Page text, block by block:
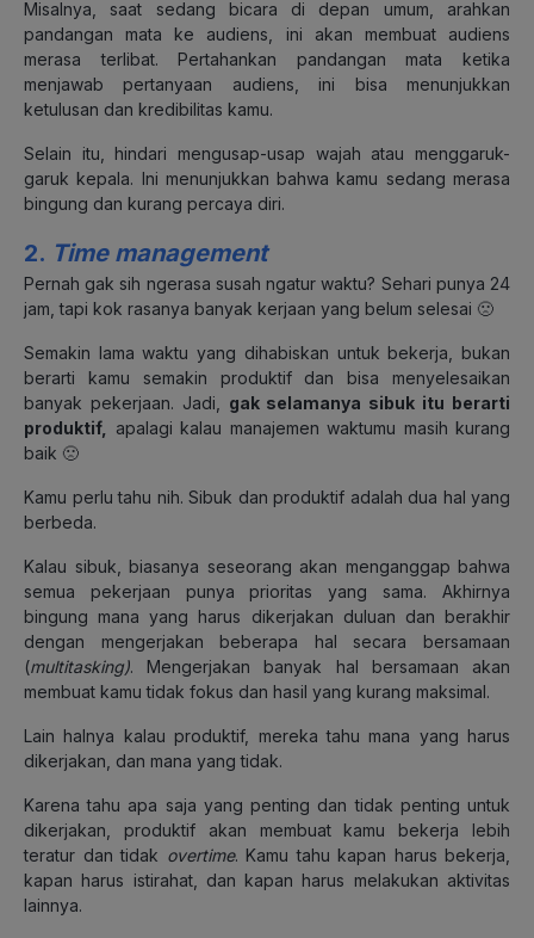
Misalnya, saat sedang bicara di depan umum, arahkan
pandangan mata ke audiens, ini akan membuat audiens
merasa terlibat. Pertahankan pandangan mata ketika
menjawab pertanyaan audiens, ini bisa menunjukkan
ketulusan dan kredibilitas kamu.
Selain itu, hindari mengusap-usap wajah atau menggaruk-
garuk kepala. Ini menunjukkan bahwa kamu sedang merasa
bingung dan kurang percaya diri.
2. Time management
Pernah gak sih ngerasa susah ngatur waktu? Sehari punya 24
jam, tapi kok rasanya banyak kerjaan yang belum selesai 🙁
Semakin lama waktu yang dihabiskan untuk bekerja, bukan
berarti kamu semakin produktif dan bisa menyelesaikan
banyak pekerjaan. Jadi, gak selamanya sibuk itu berarti
produktif,
apalagi kalau manajemen waktumu masih kurang
baik 🙁
Kamu perlu tahu nih. Sibuk dan produktif adalah dua hal yang
berbeda.
Kalau sibuk, biasanya seseorang akan menganggap bahwa
semua pekerjaan punya prioritas yang sama. Akhirnya
bingung mana yang harus dikerjakan duluan dan berakhir
dengan mengerjakan beberapa hal secara bersamaan
(multitasking). Mengerjakan banyak hal bersamaan akan
membuat kamu tidak fokus dan hasil yang kurang maksimal.
Lain halnya kalau produktif, mereka tahu mana yang harus
dikerjakan, dan mana yang tidak.
Karena tahu apa saja yang penting dan tidak penting untuk
dikerjakan, produktif akan membuat kamu bekerja lebih
teratur dan tidak overtime. Kamu tahu kapan harus bekerja,
kapan harus istirahat, dan kapan harus melakukan aktivitas
lainnya.